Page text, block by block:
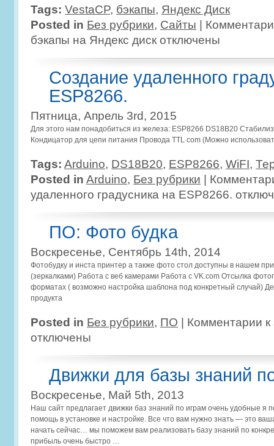
Tags: VestaCP, бэкапы, Яндекс Диск
Posted in Без рубрики, Сайты
бэкапы на Яндекс диск отключены
Создание удаленного
ESP8266.
Пятница, Апрель 3rd, 2015
Для этого нам понадобиться из железа: ESP8266 DS18B20
Кондицатор для цепи питания Провода TTL com (Можно
Tags: Arduino, DS18B20, ESP8266, WiFI,
Posted in Arduino, Без рубрики
удаленного градусника на ESP8266.
ПО: Фото будка
Воскресенье, Сентябрь 14th, 2014
Фотобудку и инста принтер а также фото стол доступны в нашем
(зеркалками) Работа с веб камерами Работа с VK.com Отсылка
форматах ( возможно настройка шаблона под конкретный случай)
продукта
Posted in Без рубрики, ПО Комментарии
отключены
Движки для базы знаний
Воскресенье, Май 5th, 2013
Наш сайт предлагает движки баз знаний по играм очень удобные я
помощь в установке и настройке. Все что вам нужно знать — это
начать сейчас… мы поможем вам реализовать базу знаний по
прибыль очень быстро …